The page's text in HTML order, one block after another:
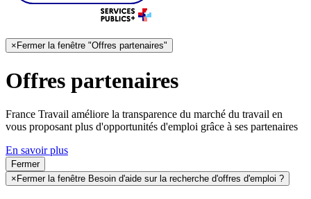
× Fermer la fenêtre "Offres partenaires"
Offres partenaires
France Travail améliore la transparence du marché du travail en
vous proposant plus d'opportunités d'emploi grâce à ses partenaires
En savoir plus
Fermer
× Fermer la fenêtre Besoin d'aide sur la recherche d'offres d'emploi ?